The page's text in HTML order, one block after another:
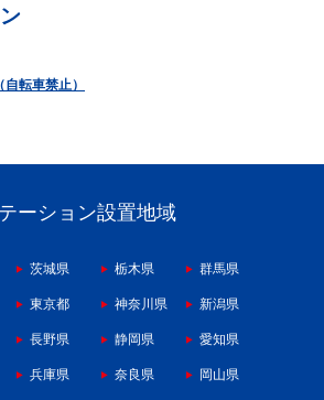
転車禁止）
ーション設置地域
茨城県 栃木県 群馬県
東京都 神奈川県 新潟県
長野県 静岡県 愛知県
兵庫県 奈良県 岡山県